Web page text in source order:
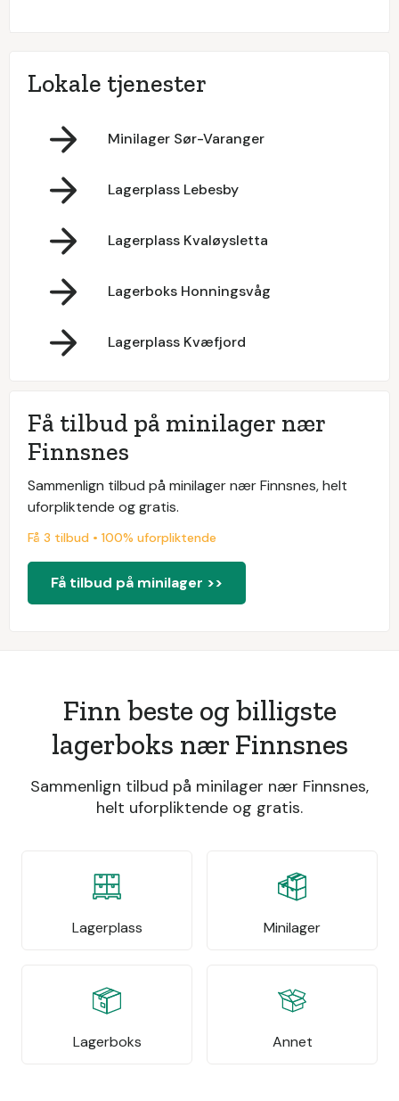
Lokale tjenester
Minilager Sør-Varanger
Lagerplass Lebesby
Lagerplass Kvaløysletta
Lagerboks Honningsvåg
Lagerplass Kvæfjord
Få tilbud på minilager nær
Finnsnes
Sammenlign tilbud på minilager nær Finnsnes, helt
uforpliktende og gratis.
Få 3 tilbud • 100% uforpliktende
Få tilbud på minilager >>
Finn beste og billigste
lagerboks nær Finnsnes
Sammenlign tilbud på minilager nær Finnsnes,
helt uforpliktende og gratis.
Lagerplass Minilager
Lagerboks Annet